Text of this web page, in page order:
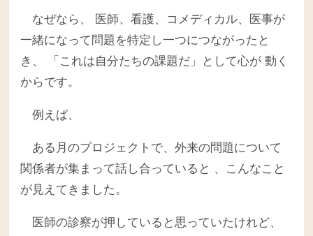
なぜなら、 医師、看護、コメディカル、医事が
一緒になって問題を特定し一つにつながったと
き、 「これは自分たちの課題だ」として心が 動く
からです。
例えば、
ある月のプロジェクトで、外来の問題について
関係者が集まって話し合っていると 、こんなこと
が見えてきました。
医師の診察が押していると思っていたけれど、